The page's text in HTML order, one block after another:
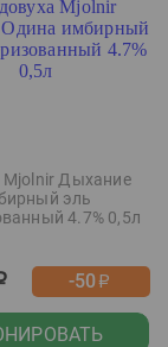
Mjolnir Дыхание
эль
4.7% 0,5л
-50р